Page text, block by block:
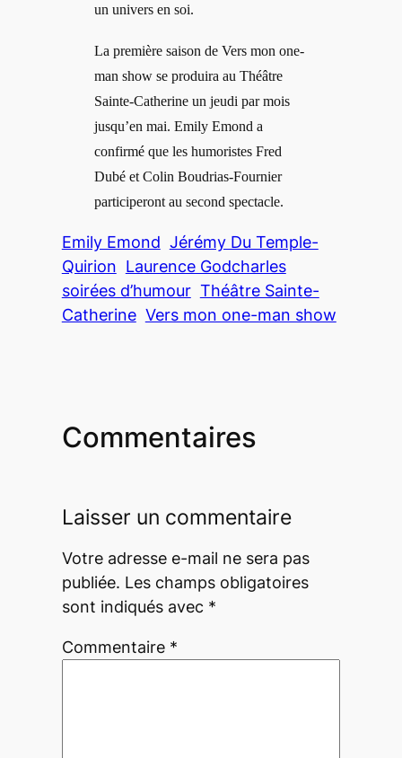
un univers en soi.
La première saison de Vers mon one-
man show se produira au Théâtre
Sainte-Catherine un jeudi par mois
jusqu’en mai. Emily Emond a
confirmé que les humoristes Fred
Dubé et Colin Boudrias-Fournier
participeront au second spectacle.
Emily Emond Jérémy Du Temple-
Quirion Laurence Godcharles
soirées d’humour Théâtre Sainte-
Catherine Vers mon one-man show
Commentaires
Laisser un commentaire
Votre adresse e-mail ne sera pas
publiée. Les champs obligatoires
sont indiqués avec *
Commentaire *